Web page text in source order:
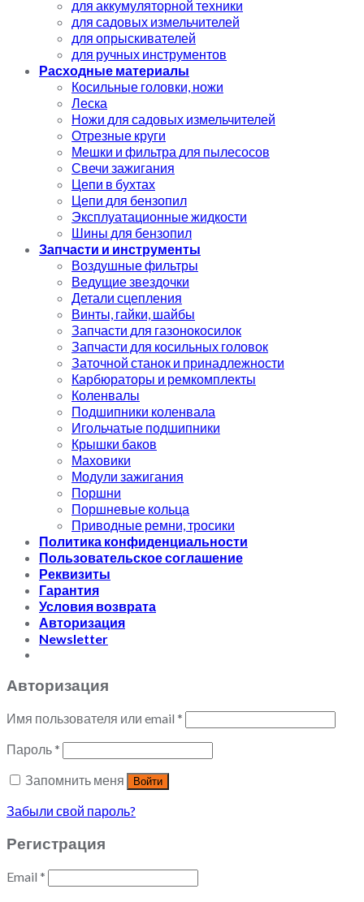
для аккумуляторной техники
для садовых измельчителей
для опрыскивателей
для ручных инструментов
Расходные материалы
Косильные головки, ножи
Леска
Ножи для садовых измельчителей
Отрезные круги
Мешки и фильтра для пылесосов
Свечи зажигания
Цепи в бухтах
Цепи для бензопил
Эксплуатационные жидкости
Шины для бензопил
Запчасти и инструменты
Воздушные фильтры
Ведущие звездочки
Детали сцепления
Винты, гайки, шайбы
Запчасти для газонокосилок
Запчасти для косильных головок
Заточной станок и принадлежности
Карбюраторы и ремкомплекты
Коленвалы
Подшипники коленвала
Игольчатые подшипники
Крышки баков
Маховики
Модули зажигания
Поршни
Поршневые кольца
Приводные ремни, тросики
Политика конфиденциальности
Пользовательское соглашение
Реквизиты
Гарантия
Условия возврата
Авторизация
Newsletter
Авторизация
Имя пользователя или email *
Пароль*
Запомнить меня
Войти
Забыли свой пароль?
Регистрация
Email *